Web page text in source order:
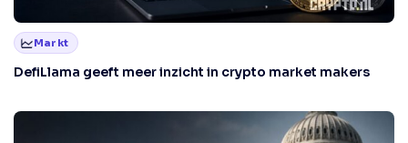
Markt
DefiLlama geeft meer inzicht in crypto market makers